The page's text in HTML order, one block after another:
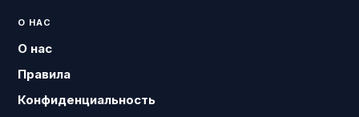
О НАС
О нас
Правила
Конфиденциальность